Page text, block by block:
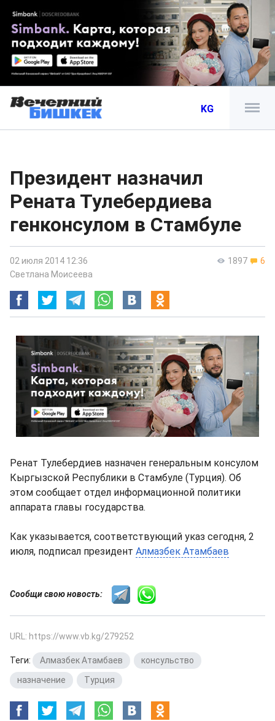
KG
Президент назначил
Рената Тулебердиева
генконсулом в Стамбуле
1897 6
02 июля 2014 12:36
Светлана Моисеева
Ренат Тулебердиев назначен генеральным консулом
Кыргызской Республики в Стамбуле (Турция). Об
этом сообщает отдел информационной политики
аппарата главы государства.
Как указывается, соответствующий указ сегодня, 2
июля, подписал президент Алмазбек Атамбаев
Сообщи свою новость:
URL: https://www.vb.kg/279252
Теги: Алмазбек Атамбаев консульство
назначение
Турция